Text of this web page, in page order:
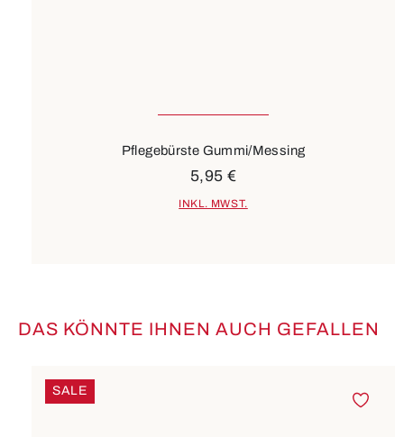
Pflegebürste Gummi/Messing
5,95 €
INKL. MWST.
Produktgalerie überspringen
DAS KÖNNTE IHNEN AUCH GEFALLEN
SALE